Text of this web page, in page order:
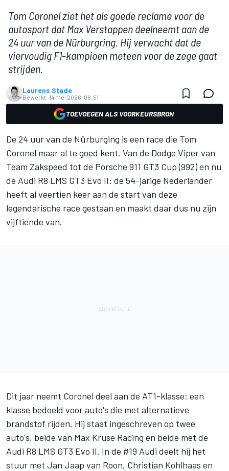
Tom Coronel ziet het als goede reclame voor de
autosport dat Max Verstappen deelneemt aan de
24 uur van de Nürburgring. Hij verwacht dat de
viervoudig F1-kampioen meteen voor de zege gaat
strijden.
Laurens Stade
Bewerkt: 14 mei 2026, 08:51
TOEVOEGEN ALS VOORKEURSBRON
De 24 uur van de Nürburging is een race die Tom
Coronel maar al te goed kent. Van de Dodge Viper van
Team Zakspeed tot de Porsche 911 GT3 Cup (992) en nu
de Audi R8 LMS GT3 Evo II: de 54-jarige Nederlander
heeft al veertien keer aan de start van deze
legendarische race gestaan en maakt daar dus nu zijn
vijftiende van.
Dit jaar neemt Coronel deel aan de AT1-klasse: een
klasse bedoeld voor auto's die met alternatieve
brandstof rijden. Hij staat ingeschreven op twee
auto's, beide van Max Kruse Racing en beide met de
Audi R8 LMS GT3 Evo II. In de #19 Audi deelt hij het
stuur met Jan Jaap van Roon, Christian Kohlhaas en